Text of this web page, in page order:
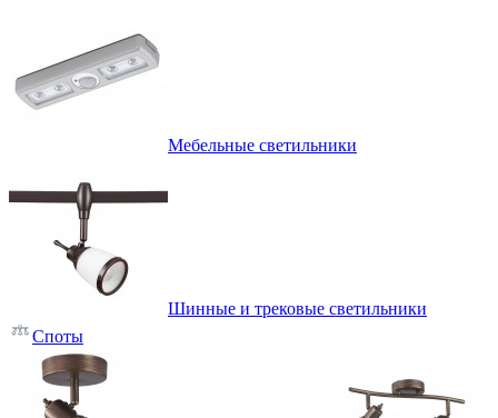
Мебельные светильники
Шинные и трековые светильники
Споты